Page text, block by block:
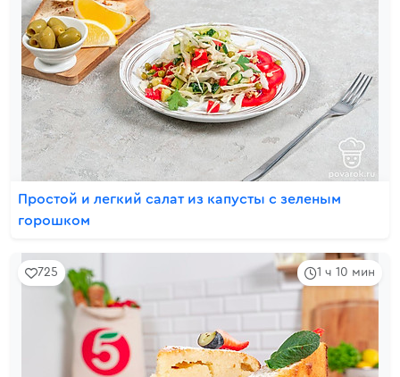
Простой и легкий салат из капусты с зеленым
горошком
1 ч 10 мин
725